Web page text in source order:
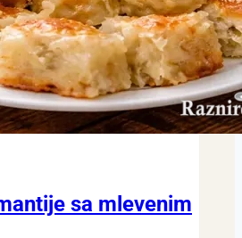
sa mlevenim